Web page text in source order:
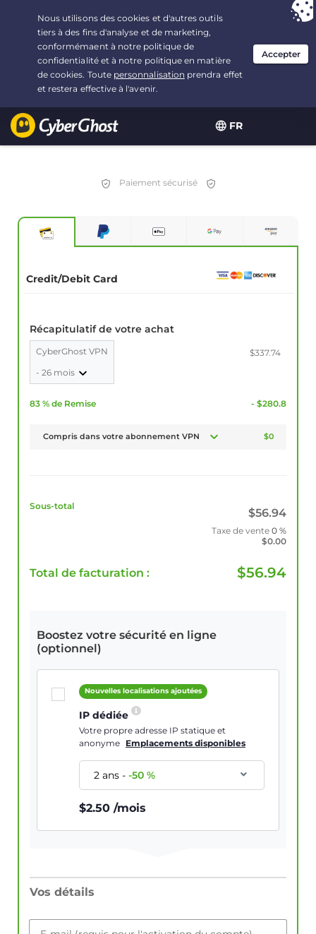
FR
Vous avez opté pour :L'offre la plus avantageuse
2.1666666666667 ans à $2.19/mois
Paiement sécurisé
Credit/Debit Card
Récapitulatif de votre achat
CyberGhost VPN
- 26 mois
$337.74
83 % de Remise - $280.8
Compris dans votre abonnement VPN $0
Sous-total
$56.94
Taxe de vente 0 %
$0.00
Total de facturation : $56.94
Boostez votre sécurité en ligne
(optionnel)
Nouvelles localisations ajoutées
IP dédiée
Votre propre adresse IP statique et
anonyme Emplacements disponibles
2 ans--50 %
$2.50 /mois
Vos détails